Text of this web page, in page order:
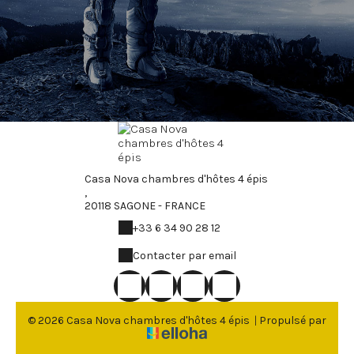
Casa Nova chambres d'hôtes 4 épis
,
20118 SAGONE - FRANCE
+33 6 34 90 28 12
Contacter par email
© 2026 Casa Nova chambres d'hôtes 4 épis | Propulsé par